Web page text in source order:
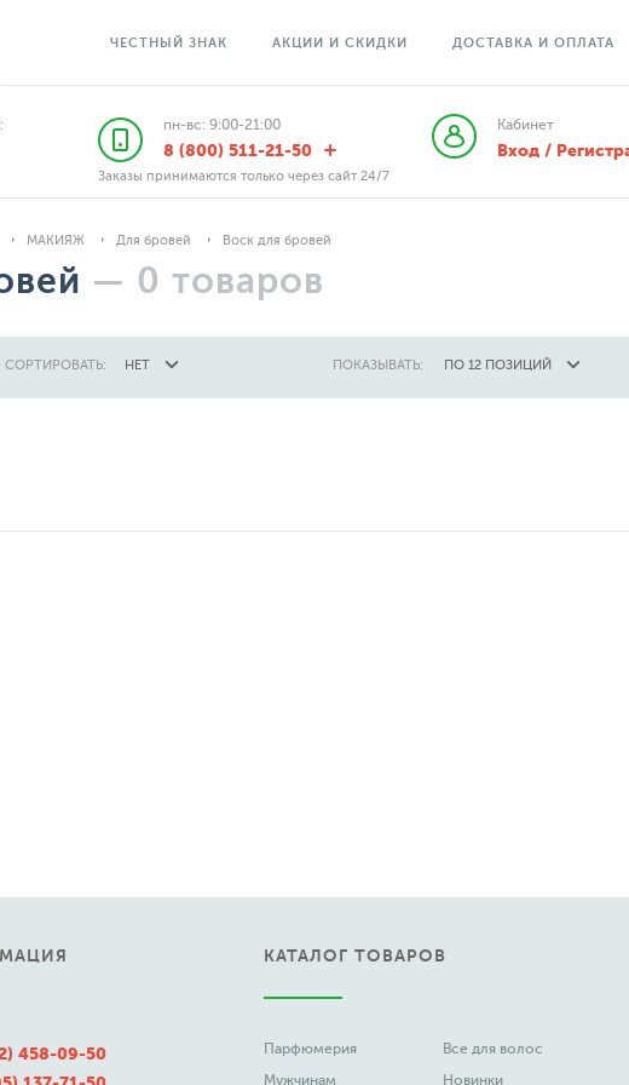
ЧЕСТНЫЙ ЗНАК АКЦИИ И СКИДКИ ДОСТАВКА И ОПЛАТА
пн-вс: 9:00-21:00
8 (800) 511-21-50
Заказы принимаются только через сайт 24/7
Кабинет
Вход /
МАКИЯЖ Для бровей Воск для бровей
— 0 товаров
СОРТИРОВАТЬ: НЕТ ПОКАЗЫВАТЬ: ПО 12 ПОЗИЦИЙ
458-09-50
КАТАЛОГ ТОВАРОВ
Парфюмерия
Мужчинам
Все для волос
Новинки